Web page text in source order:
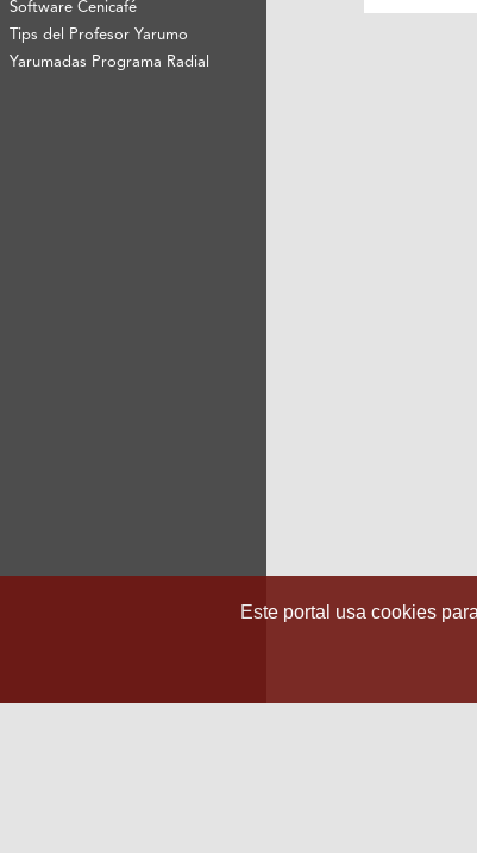
Software Cenicafé
Tips del Profesor Yarumo
Yarumadas Programa Radial
Este portal usa cookies